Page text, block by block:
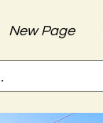
New Page